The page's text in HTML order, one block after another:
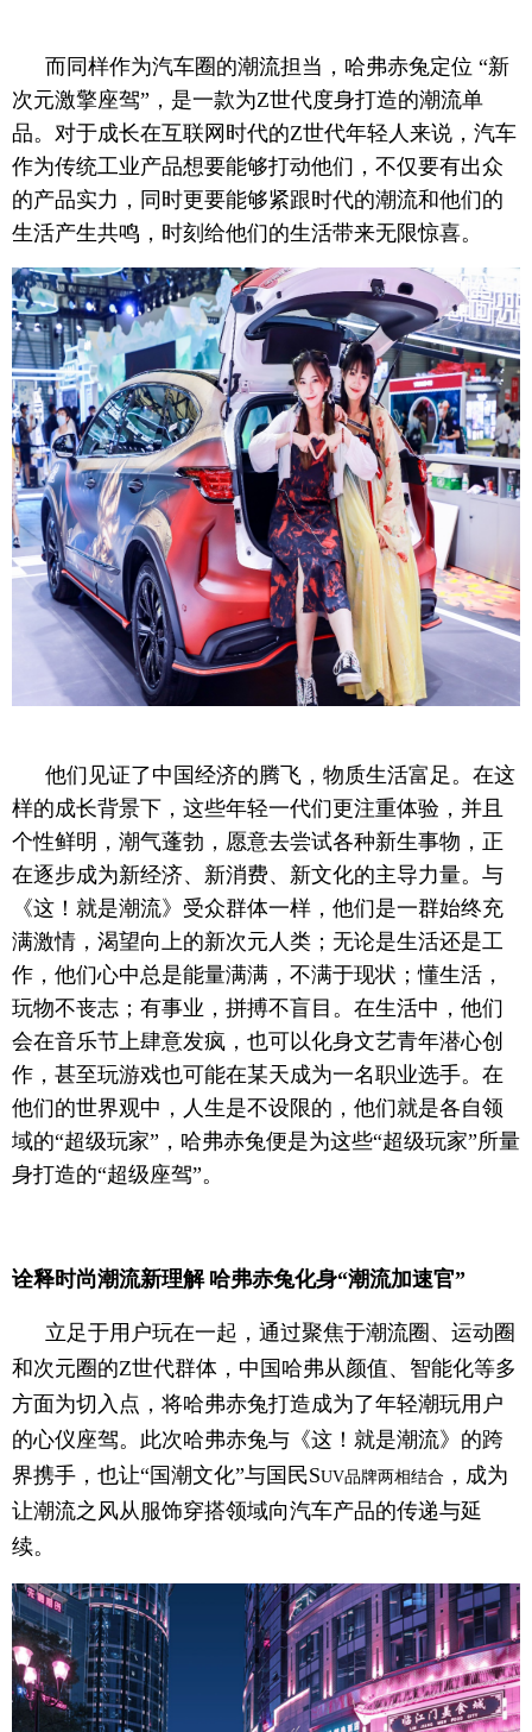
而同样作为汽车圈的潮流担当，哈弗赤兔定位 “新
次元激擎座驾”，是一款为Z世代度身打造的潮流单
品。对于成长在互联网时代的Z世代年轻人来说，汽车
作为传统工业产品想要能够打动他们，不仅要有出众
的产品实力，同时更要能够紧跟时代的潮流和他们的
生活产生共鸣，时刻给他们的生活带来无限惊喜。
他们见证了中国经济的腾飞，物质生活富足。在这
样的成长背景下，这些年轻一代们更注重体验，并且
个性鲜明，潮气蓬勃，愿意去尝试各种新生事物，正
在逐步成为新经济、新消费、新文化的主导力量。与
《这！就是潮流》受众群体一样，他们是一群始终充
满激情，渴望向上的新次元人类；无论是生活还是工
作，他们心中总是能量满满，不满于现状；懂生活，
玩物不丧志；有事业，拼搏不盲目。在生活中，他们
会在音乐节上肆意发疯，也可以化身文艺青年潜心创
作，甚至玩游戏也可能在某天成为一名职业选手。在
他们的世界观中，人生是不设限的，他们就是各自领
域的“超级玩家”，哈弗赤兔便是为这些“超级玩家”所量
身打造的“超级座驾”。
诠释时尚潮流新理解 哈弗赤兔化身“潮流加速官”
立足于用户玩在一起，通过聚焦于潮流圈、运动圈
和次元圈的Z世代群体，中国哈弗从颜值、智能化等多
方面为切入点，将哈弗赤兔打造成为了年轻潮玩用户
的心仪座驾。此次哈弗赤兔与《这！就是潮流》的跨
界携手，也让“国潮文化”与国民SUV品牌两相结合 ，成为
让潮流之风从服饰穿搭领域向汽车产品的传递与延
续。